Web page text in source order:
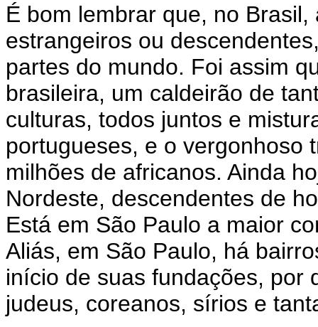
É bom lembrar que, no
estrangeiros ou
partes do mundo. Foi assim
brasileira, um caldeirão de
culturas, todos juntos e
portugueses, e o vergonhoso
milhões de africanos. Ainda
Nordeste, descendentes de
Está em São Paulo a maior
Aliás, em São Paulo, há
início de suas fundações, por
judeus, coreanos, sírios e